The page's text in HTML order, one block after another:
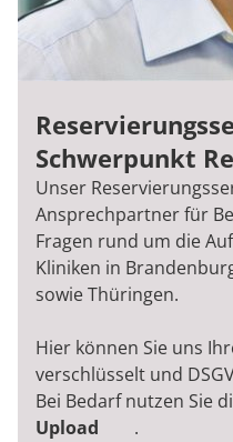
Schwerpunkt
Unser
Ansprechpartner für
Fragen rund um die
Kliniken in
sowie Thüringen.
Hier können Sie uns
verschlüsselt und
Bei Bedarf nutzen Sie
Upload
.